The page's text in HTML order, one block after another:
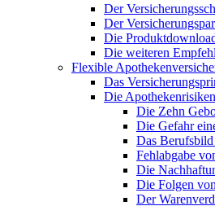
Der
Der
Die
Die weiteren
Flexible
Das
Die Apothekenrisiken
Die Zehn
Die Gefahr
Das
Fehlabgabe
Die
Die Folgen
Der